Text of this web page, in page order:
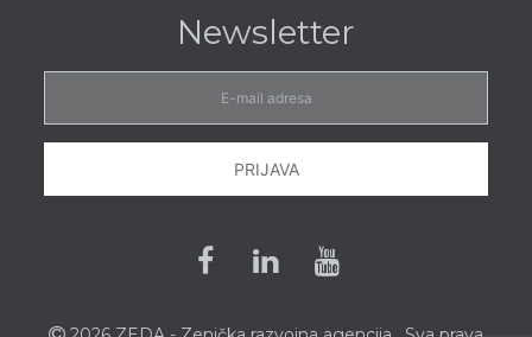
Newsletter
mail
adresa
PRIJAVA
Facebook
LinkedinYoutube